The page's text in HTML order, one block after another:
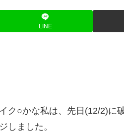
LINE
ク○かな私は、先日(12/2)に
しました。